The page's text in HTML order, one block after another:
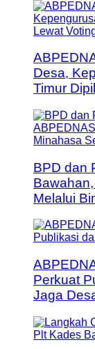
Desa,
Timur
BPD dan
Melalui
Perkuat
Jaga